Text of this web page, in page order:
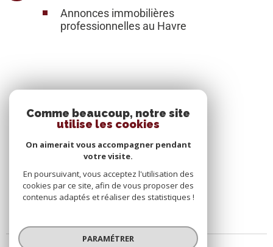
Annonces immobilières
professionnelles au Havre
Comme beaucoup, notre site
utilise les cookies
On aimerait vous accompagner pendant
votre visite.
En poursuivant, vous acceptez l'utilisation des
cookies par ce site, afin de vous proposer des
contenus adaptés et réaliser des statistiques !
PARAMÉTRER